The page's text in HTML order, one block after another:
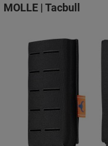
MOLLE | Tacbull